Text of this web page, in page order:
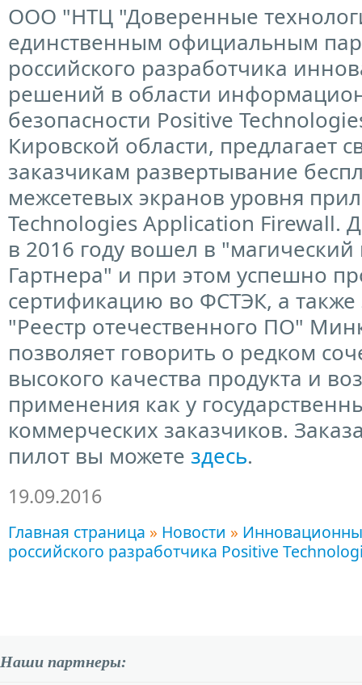
ООО "НТЦ "Доверенные
единственным официальным
российского разработчика
решений в области
безопасности Positive
Кировской области, предлагает
заказчикам развертывание
межсетевых экранов уровня
Technologies Application Firewall.
в 2016 году вошел в "магический
Гартнера" и при этом успешно
сертификацию во ФСТЭК, а также
"Реестр отечественного ПО"
позволяет говорить о редком
высокого качества продукта и
применения как у
коммерческих заказчиков.
пилот вы можете здесь.
19.09.2016
Главная страница » Новости »
российского разработчика Positive
Наши партнеры: